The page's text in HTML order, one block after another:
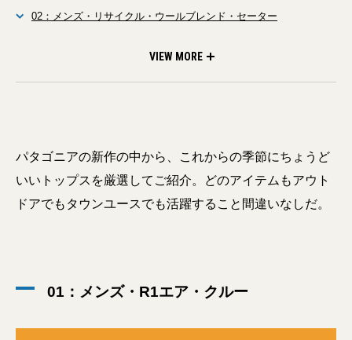
02：メンズ・リサイクル・ウールブレンド・セーター
VIEW MORE
パタゴニアの新作の中から、これからの季節にちょうど
いいトップスを厳選してご紹介。どのアイテムもアウト
ドアでもタウンユースでも活躍すること間違いなしだ。
01：メンズ・R1エア・クルー